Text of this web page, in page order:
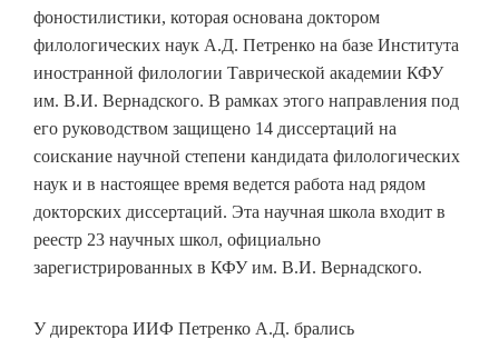
фоностилистики, которая основана доктором
филологических наук А.Д. Петренко на базе Института
иностранной филологии Таврической академии КФУ
им. В.И. Вернадского. В рамках этого направления под
его руководством защищено 14 диссертаций на
соискание научной степени кандидата филологических
наук и в настоящее время ведется работа над рядом
докторских диссертаций. Эта научная школа входит в
реестр 23 научных школ, официально
зарегистрированных в КФУ им. В.И. Вернадского.
У директора ИИФ Петренко А.Д. брались